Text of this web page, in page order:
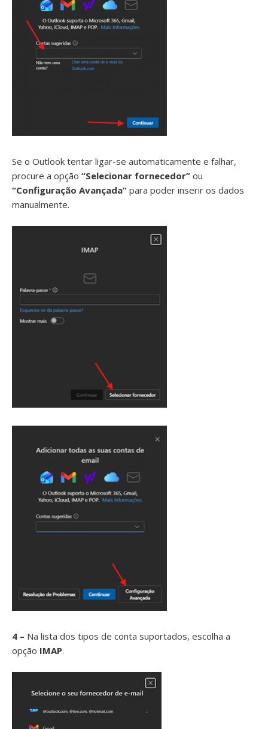
Se o Outlook tentar ligar-se automaticamente e falhar,
procure a opção “Selecionar fornecedor” ou
“Configuração Avançada” para poder inserir os dados
manualmente.
4 – Na lista dos tipos de conta suportados, escolha a
opção IMAP.